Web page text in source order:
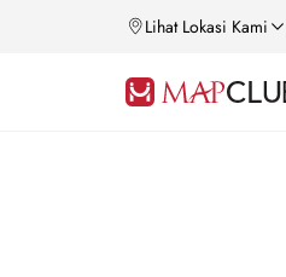
Lihat Lokasi Kami